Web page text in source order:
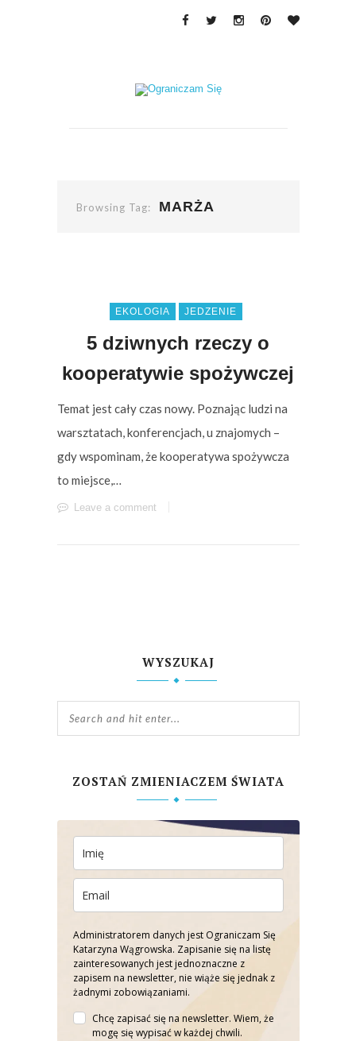
Browsing Tag: MARŻA
EKOLOGIA JEDZENIE
5 dziwnych rzeczy o
kooperatywie spożywczej
Temat jest cały czas nowy. Poznając ludzi na
warsztatach, konferencjach, u znajomych –
gdy wspominam, że kooperatywa spożywcza
to miejsce,…
Leave a comment
WYSZUKAJ
ZOSTAŃ ZMIENIACZEM ŚWIATA
Administratorem danych jest Ograniczam Się
Katarzyna Wągrowska. Zapisanie się na listę
zainteresowanych jest jednoznaczne z
zapisem na newsletter, nie wiąże się jednak z
żadnymi zobowiązaniami.
Chcę zapisać się na newsletter. Wiem, że
mogę się wypisać w każdej chwili.